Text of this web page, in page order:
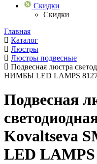
Скидки
Скидки
Главная
Каталог
Люстры
Люстры подвесные
Подвесная люстра
НИМБЫ LED LAMPS
Подвесная
Kovaltseva
LED LAMPS